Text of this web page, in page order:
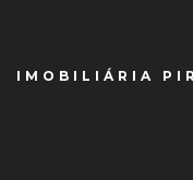
IMOBILIÁRIA